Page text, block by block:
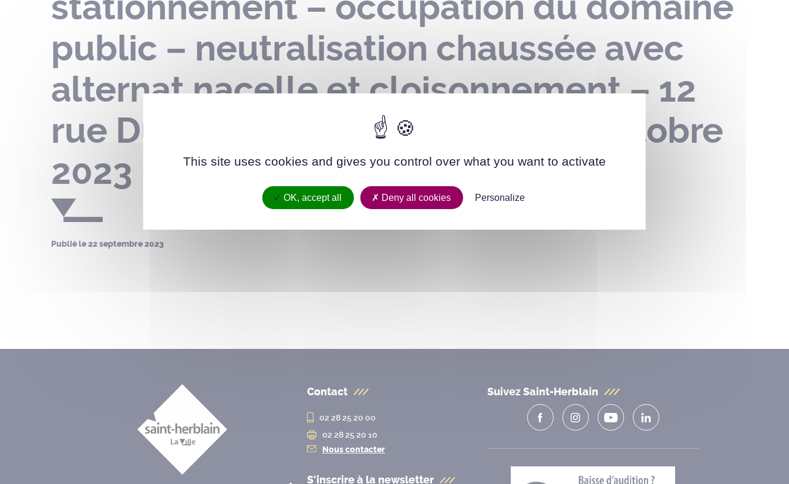
public – neutralisation chaussée avec
alternat nacelle et cloisonnement – 12
rue Duguay Trouin – du 02 au 27 octobre
2023
Publié le22 septembre 2023
Contact
02 28 25 20 00
02 28 25 20 10
Nous contacter
S'inscrire à la newsletter
Suivez Saint-Herblain
This site uses cookies and gives you control over what you want to activate
OK, accept all Deny all cookies Personalize